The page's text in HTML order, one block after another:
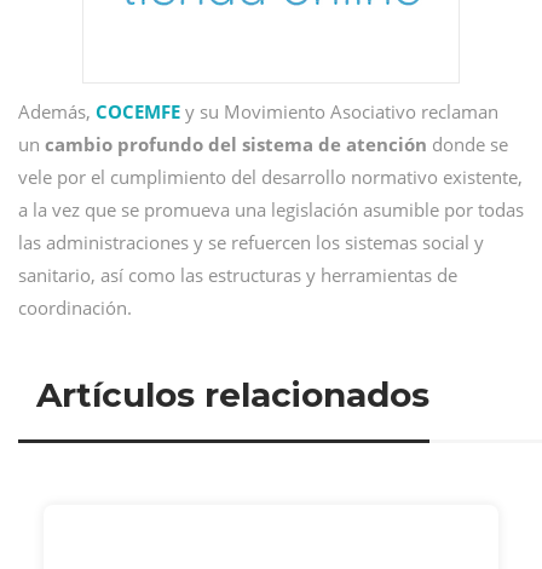
Además, COCEMFE y su Movimiento Asociativo reclaman
un cambio profundo del sistema de atención donde se
vele por el cumplimiento del desarrollo normativo existente,
a la vez que se promueva una legislación asumible por todas
las administraciones y se refuercen los sistemas social y
sanitario, así como las estructuras y herramientas de
coordinación.
Artículos relacionados